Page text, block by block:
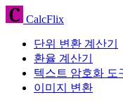
CalcFlix
단위 변환 계산기
환율 계산기
텍스트 암호화 도
이미지 변환